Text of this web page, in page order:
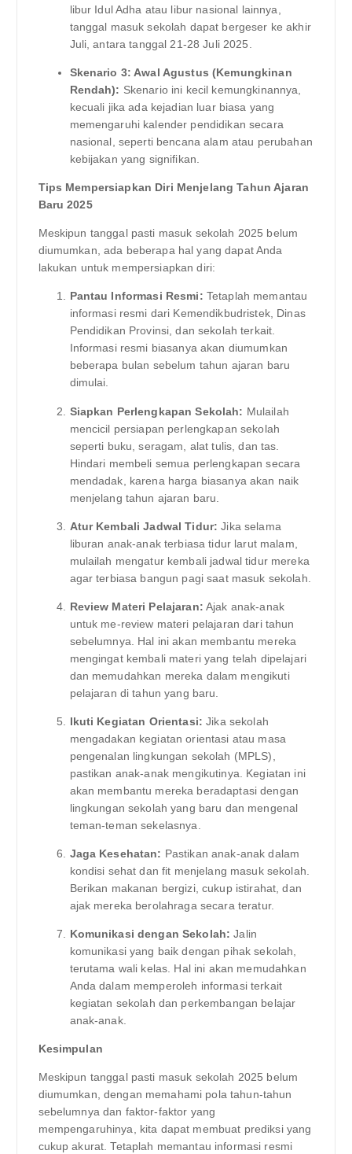
libur Idul Adha atau libur nasional lainnya,
tanggal masuk sekolah dapat bergeser ke akhir
Juli, antara tanggal 21-28 Juli 2025.
Skenario 3: Awal Agustus (Kemungkinan
Rendah): Skenario ini kecil kemungkinannya,
kecuali jika ada kejadian luar biasa yang
memengaruhi kalender pendidikan secara
nasional, seperti bencana alam atau perubahan
kebijakan yang signifikan.
Tips Mempersiapkan Diri Menjelang Tahun Ajaran
Baru 2025
Meskipun tanggal pasti masuk sekolah 2025 belum
diumumkan, ada beberapa hal yang dapat Anda
lakukan untuk mempersiapkan diri:
Pantau Informasi Resmi: Tetaplah memantau
informasi resmi dari Kemendikbudristek, Dinas
Pendidikan Provinsi, dan sekolah terkait.
Informasi resmi biasanya akan diumumkan
beberapa bulan sebelum tahun ajaran baru
dimulai.
Siapkan Perlengkapan Sekolah: Mulailah
mencicil persiapan perlengkapan sekolah
seperti buku, seragam, alat tulis, dan tas.
Hindari membeli semua perlengkapan secara
mendadak, karena harga biasanya akan naik
menjelang tahun ajaran baru.
Atur Kembali Jadwal Tidur: Jika selama
liburan anak-anak terbiasa tidur larut malam,
mulailah mengatur kembali jadwal tidur mereka
agar terbiasa bangun pagi saat masuk sekolah.
Review Materi Pelajaran: Ajak anak-anak
untuk me-review materi pelajaran dari tahun
sebelumnya. Hal ini akan membantu mereka
mengingat kembali materi yang telah dipelajari
dan memudahkan mereka dalam mengikuti
pelajaran di tahun yang baru.
Ikuti Kegiatan Orientasi: Jika sekolah
mengadakan kegiatan orientasi atau masa
pengenalan lingkungan sekolah (MPLS),
pastikan anak-anak mengikutinya. Kegiatan ini
akan membantu mereka beradaptasi dengan
lingkungan sekolah yang baru dan mengenal
teman-teman sekelasnya.
Jaga Kesehatan: Pastikan anak-anak dalam
kondisi sehat dan fit menjelang masuk sekolah.
Berikan makanan bergizi, cukup istirahat, dan
ajak mereka berolahraga secara teratur.
Komunikasi dengan Sekolah: Jalin
komunikasi yang baik dengan pihak sekolah,
terutama wali kelas. Hal ini akan memudahkan
Anda dalam memperoleh informasi terkait
kegiatan sekolah dan perkembangan belajar
anak-anak.
Kesimpulan
Meskipun tanggal pasti masuk sekolah 2025 belum
diumumkan, dengan memahami pola tahun-tahun
sebelumnya dan faktor-faktor yang
mempengaruhinya, kita dapat membuat prediksi yang
cukup akurat. Tetaplah memantau informasi resmi